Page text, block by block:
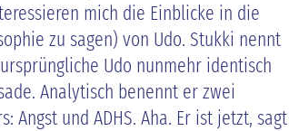
mich die Einblicke in die
zu sagen) von Udo. Stukki nennt
Udo nunmehr identisch
Analytisch benennt er zwei
Angst und ADHS. Aha. Er ist jetzt, sagt